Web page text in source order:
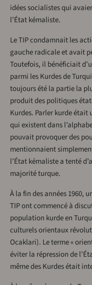
idées socialistes qui
l’État kémaliste.
Le TIP condamnait les
gauche radicale et avait
Toutefois, il bénéficiait
parmi les Kurdes de
toujours été la partie la
produit des politiques
Kurdes. Parler kurde était
qui existent dans
pouvait provoquer des
mentionnaient
l’État kémaliste a tenté
majorité turque.
À la fin des années 1960,
TIP ont commencé à
population kurde en
culturels orientaux
Ocaklari). Le terme «
éviter la répression de
même des Kurdes était